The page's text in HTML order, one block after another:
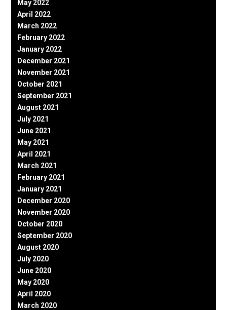
May 2022
April 2022
March 2022
February 2022
January 2022
December 2021
November 2021
October 2021
September 2021
August 2021
July 2021
June 2021
May 2021
April 2021
March 2021
February 2021
January 2021
December 2020
November 2020
October 2020
September 2020
August 2020
July 2020
June 2020
May 2020
April 2020
March 2020